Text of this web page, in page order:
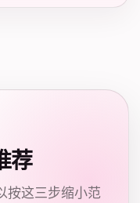
荐
按这三步缩小范